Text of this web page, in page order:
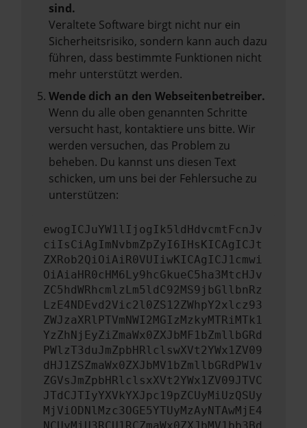
sind.
Veraltete Software birgt nicht nur ein
Sicherheitsrisiko, sondern kann auch dazu
führen, dass bestimmte Funktionen nicht
mehr unterstützt werden.
Wende dich an den Webseitenbetreiber.
Wenn du alle oben genannten Schritte
versucht hast, kontaktiere uns bitte. Wir
werden versuchen, das Problem zu
beheben. Du kannst uns diesen Text
schicken, um uns bei der Fehlersuche zu
unterstützen:
ewogICJuYW1lIjogIk5ldHdvcmtFcnJv
ciIsCiAgImNvbmZpZyI6IHsKICAgICJt
ZXRob2QiOiAiR0VUIiwKICAgICJ1cmwi
OiAiaHR0cHM6Ly9hcGkueC5ha3MtcHJv
ZC5hdWRhcmlzLm5ldC92MS9jbGllbnRz
LzE4NDEvd2Vic2l0ZS12ZWhpY2xlcz93
ZWJzaXRlPTVmNWI2MGIzMzkyMTRiMTk1
YzZhNjEyZiZmaWx0ZXJbMF1bZmllbGRd
PWlzT3duJmZpbHRlclswXVt2YWx1ZV09
dHJ1ZSZmaWx0ZXJbMV1bZmllbGRdPW1v
ZGVsJmZpbHRlclsxXVt2YWx1ZV09JTVC
JTdCJTIyYXVkYXJpc19pZCUyMiUzQSUy
MjViODNlMzc3OGE5YTUyMzAyNTAwMjE4